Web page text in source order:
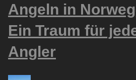
Angeln in
Ein Traum für
Angler